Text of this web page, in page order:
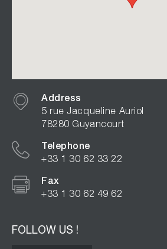
Address
5 rue Jacqueline Auriol
78280 Guyancourt
Telephone
+33 1 30 62 33 22
Fax
+33 1 30 62 49 62
FOLLOW US !